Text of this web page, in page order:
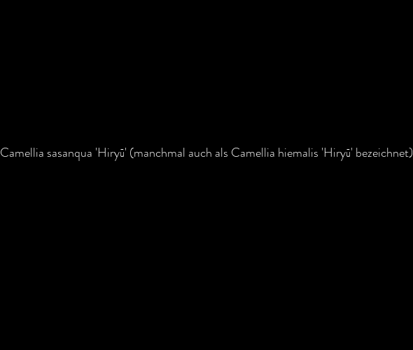
Camellia sasanqua 'Hiryū' (manchmal auch als Camellia hiemalis 'Hiryū' bezeichnet)